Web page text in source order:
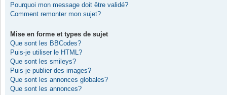
Pourquoi mon message doit être validé?
Comment remonter mon sujet?
Mise en forme et types de sujet
Que sont les BBCodes?
Puis-je utiliser le HTML?
Que sont les smileys?
Puis-je publier des images?
Que sont les annonces globales?
Que sont les annonces?